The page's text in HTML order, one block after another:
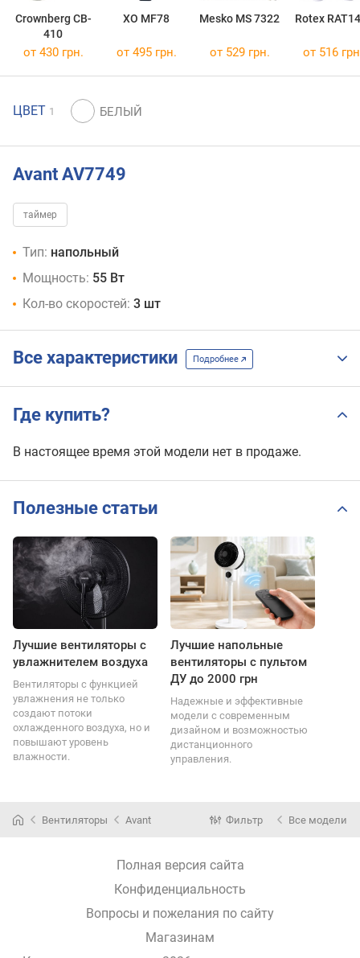
Crownberg CB-
410
XO MF78 Mesko MS 7322 Rotex
от 430 грн. от 495 грн. от 529 грн. от 516
ЦВЕТ 1
Avant AV7749
таймер
Тип: напольный
Мощность: 55 Вт
Кол-во скоростей: 3 шт
Все характеристики Подробнее
Где купить?
В настоящее время этой модели нет в продаже.
Полезные статьи
Лучшие вентиляторы с
увлажнителем воздуха
Вентиляторы с функцией
увлажнения не только
создают потоки
охлажденного воздуха, но и
повышают уровень
влажности.
Лучшие напольные
вентиляторы с пультом
ДУ до 2000 грн
Надежные и эффективные
модели с современным
дизайном и возможностью
дистанционного
управления.
Вентиляторы Avant Фильтр Все модели
Полная версия сайта
Конфиденциальность
Вопросы и пожелания по сайту
Магазинам